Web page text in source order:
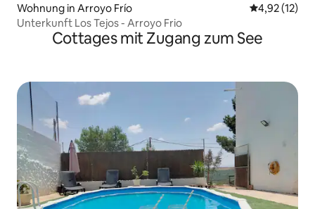
Wohnung in Arroyo Frío
4,92 (12)
Unterkunft Los Tejos - Arroyo Frio
Cottages mit Zugang zum See